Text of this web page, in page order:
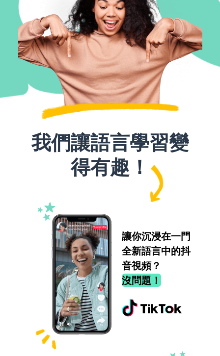
我們讓語言學習變
得有趣！
讓你沉浸在一門
全新語言中的抖
音視頻？
沒問題！